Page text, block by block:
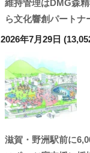
維持管理はDMG森
ら文化響創パート
2026年7月29日
滋賀・野洲駅前に